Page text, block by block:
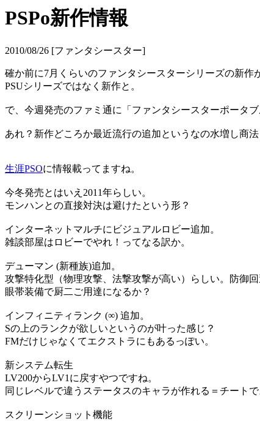
PSPo新作情報
2010/08/26 [ファンタシースター]
確か前に7月くらいのファンタシースターシリーズの新作
PSUシリーズではなく新作と。
で、今週発売のファミ通に「ファンタシースターポータ
あれ？新作どころか最近流行の追加というなの水増し商法
生涯PSOに情報載ってますね。
今冬発売とはいえ2011年らしい。
モンハンとの直接対決は避けたという形？
インターネットマルチにビジュアルロビー追加。
雑談部屋はロビーでやれ！ってなる訳か。
デューマン (新種族)追加。
攻撃特化型（物理攻撃、法撃攻撃が高い）らしい。防御回
眼帯装備で厨二ご用達になるか？
インフィニティランク (∞) 追加。
Sの上のランクが欲しいというのが叶った感じ？
FMだけじゃなくてエクストラにもあるっぽい。
新システム転生
LV200からLV1に戻すやつですね。
同じレベルで違うステータスのキャラが作れる＝チート
スクリーンショット機能